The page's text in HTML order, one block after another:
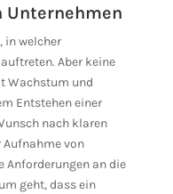
in welcher
Aber keine
Wachstum und
Entstehen einer
nach klaren
von
Anforderungen an die
geht, dass ein